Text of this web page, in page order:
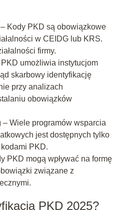
Kody PKD są obowiązkowe
w CEIDG lub KRS.
firmy.
umożliwia instytucjom
skarbowy identyfikację
przy analizach
obowiązków
– Wiele programów wsparcia
jest dostępnych tylko
PKD.
PKD mogą wpływać na formę
związane z
PKD 2025?